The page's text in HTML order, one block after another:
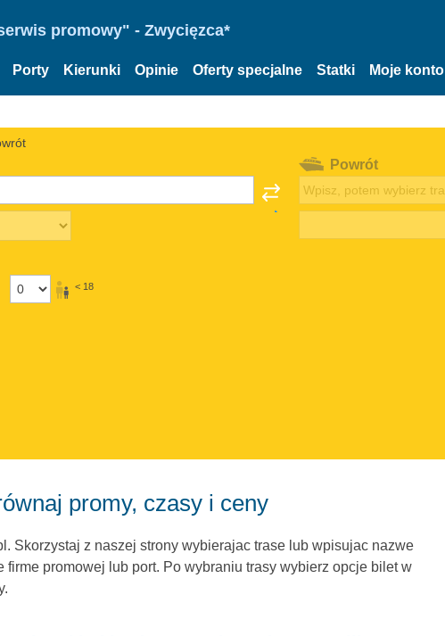
promowy" - Zwycięzca*
Porty Kierunki Opinie Oferty specjalne Statki Moje konto
< 18
Powrót
promy, czasy i ceny
Skorzystaj z naszej strony wybierajac trase lub wpisujac nazwe
promowej lub port. Po wybraniu trasy wybierz opcje bilet w